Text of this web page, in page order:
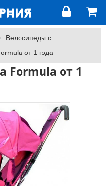
Велосипеды с
от 1 года
Formula от 1